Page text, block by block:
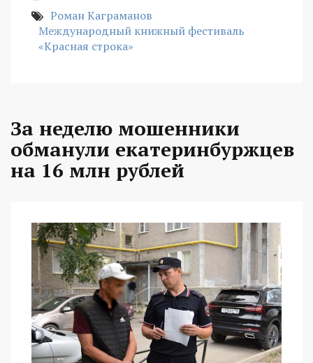
Роман Каграманов
Международный книжный фестиваль
«Красная строка»
За неделю мошенники
обманули екатеринбуржцев
на 16 млн рублей